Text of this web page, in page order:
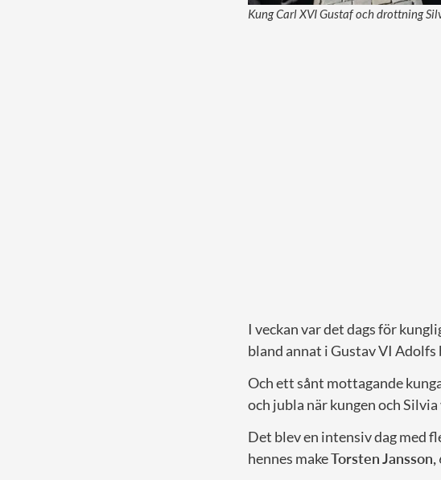
Kung Carl XVI Gustaf och drottning
I veckan var det dags för
bland annat i Gustav VI
Och ett sånt mottagande
och jubla när kungen och Silvia
Det blev en intensiv dag med
hennes makeTorsten Jansson,